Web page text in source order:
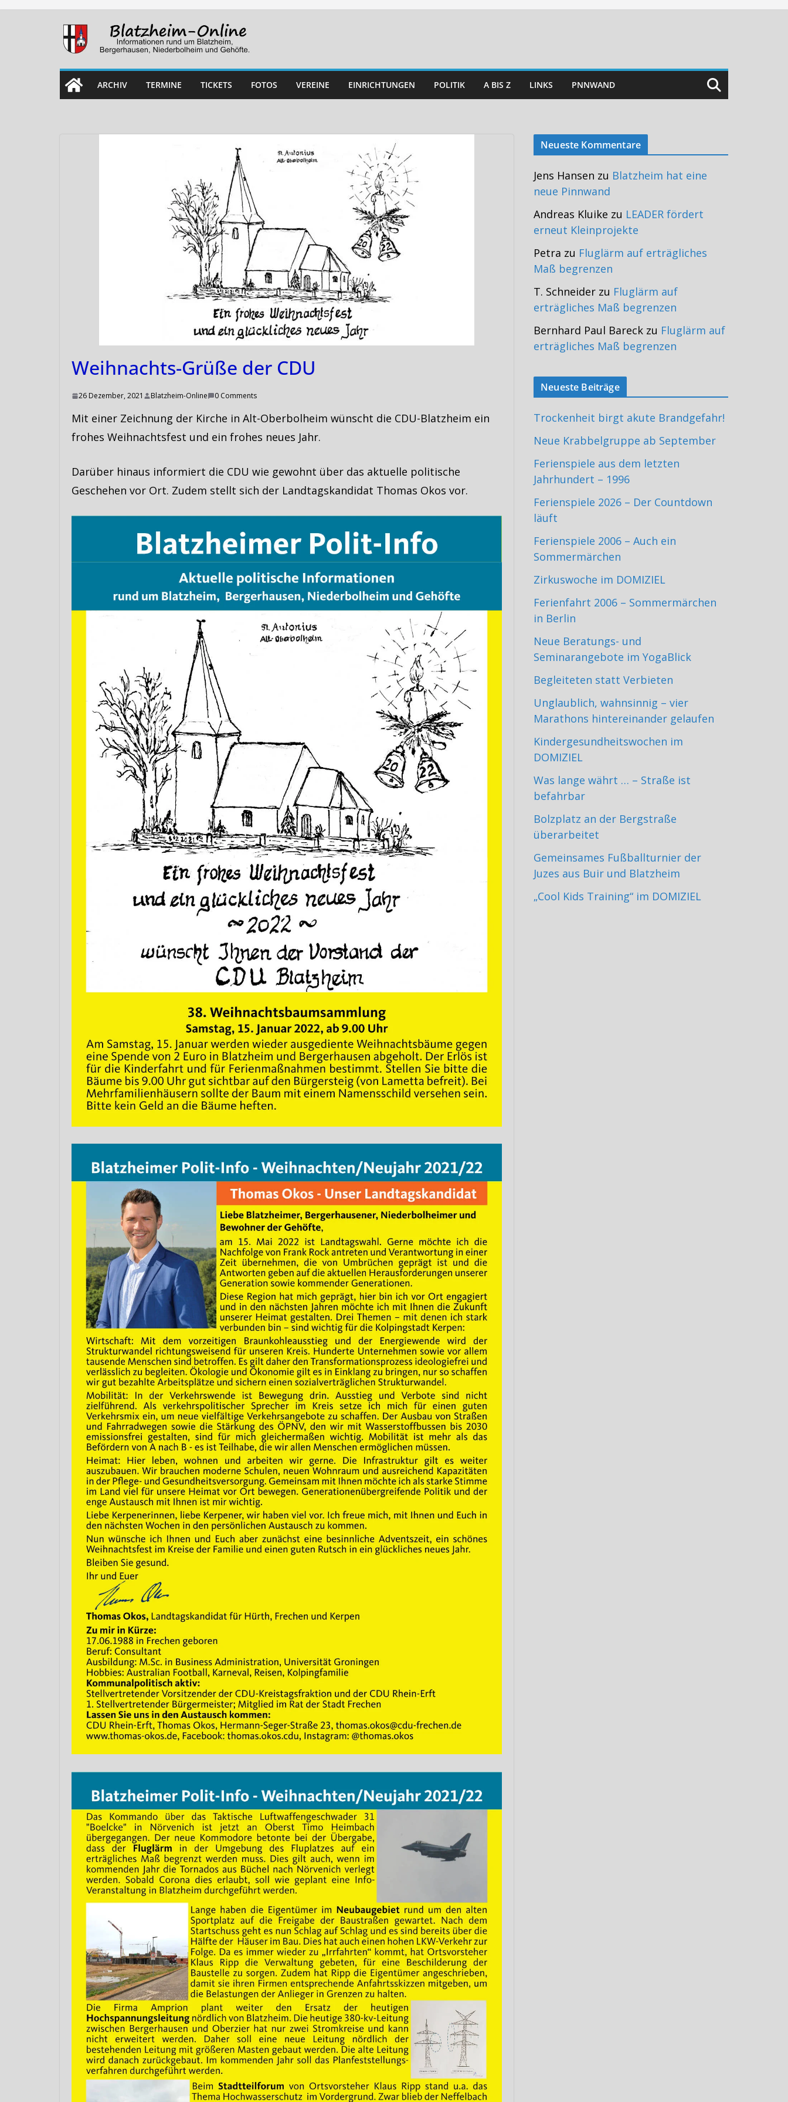
Skip
ARCHIV TERMINE TICKETS FOTOS VEREINE EINRICHTUNGEN POLITIK A BIS Z LINKS PNNWAND
Weihnachts-Grüße der CDU
26 Dezember, 2021 Blatzheim-Online 0 Comments
Mit einer Zeichnung der Kirche in Alt-Oberbolheim wünscht die CDU-Blatzheim ein
frohes Weihnachtsfest und ein frohes neues Jahr.
Darüber hinaus informiert die CDU wie gewohnt über das aktuelle politische
Geschehen vor Ort. Zudem stellt sich der Landtagskandidat Thomas Okos vor.
Neueste Kommentare
Jens Hansen zu Blatzheim hat eine
neue Pinnwand
Andreas Kluike zu LEADER fördert
erneut Kleinprojekte
Petra zu Fluglärm auf erträgliches
Maß begrenzen
T. Schneider zu Fluglärm auf
erträgliches Maß begrenzen
Bernhard Paul Bareck zu Fluglärm auf
erträgliches Maß begrenzen
Neueste Beiträge
Trockenheit birgt akute Brandgefahr!
Neue Krabbelgruppe ab September
Ferienspiele aus dem letzten
Jahrhundert – 1996
Ferienspiele 2026 – Der Countdown
läuft
Ferienspiele 2006 – Auch ein
Sommermärchen
Zirkuswoche im DOMIZIEL
Ferienfahrt 2006 – Sommermärchen
in Berlin
Neue Beratungs- und
Seminarangebote im YogaBlick
Begleiteten statt Verbieten
Unglaublich, wahnsinnig – vier
Marathons hintereinander gelaufen
Kindergesundheitswochen im
DOMIZIEL
Was lange währt … – Straße ist
befahrbar
Bolzplatz an der Bergstraße
überarbeitet
Gemeinsames Fußballturnier der
Juzes aus Buir und Blatzheim
„Cool Kids Training“ im DOMIZIEL